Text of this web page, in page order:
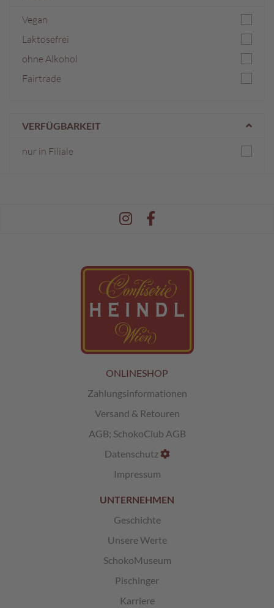
Vegan
Laktosefrei
ohne Alkohol
Fairtrade
VERFÜGBARKEIT
nur in Filiale
ONLINESHOP
Zahlungsinformationen
Versand & Retouren
AGB; SchokoClub AGB
Datenschutz
Impressum
UNTERNEHMEN
Geschichte
Unsere Werte
SchokoMuseum
Pischinger
Karriere